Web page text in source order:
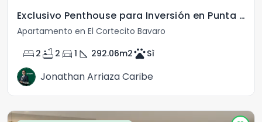
Exclusivo Penthouse para Inversión en Punta Cana
Apartamento en El Cortecito Bavaro
bed 2 bathtub 2 directions_car 1 square_foot 292.06m2petsSì
Jonathan Arriaza Caribe